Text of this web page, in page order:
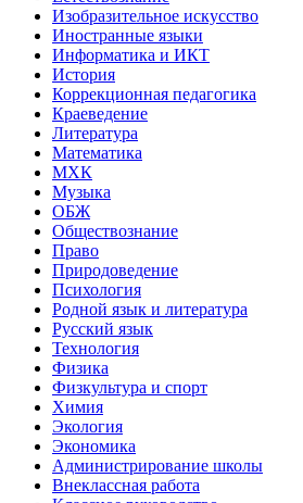
Изобразительное искусство
Иностранные языки
Информатика и ИКТ
История
Коррекционная педагогика
Краеведение
Литература
Математика
МХК
Музыка
ОБЖ
Обществознание
Право
Природоведение
Психология
Родной язык и литература
Русский язык
Технология
Физика
Физкультура и спорт
Химия
Экология
Экономика
Администрирование школы
Внеклассная работа